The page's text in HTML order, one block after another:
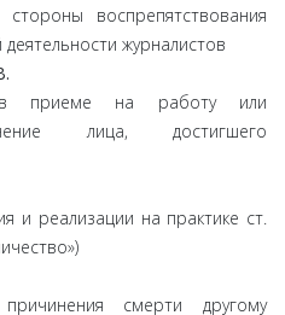
воспрепятствования
журналистов
в приеме на работу или
лица, достигшего
и реализации на практике ст.
смерти другому